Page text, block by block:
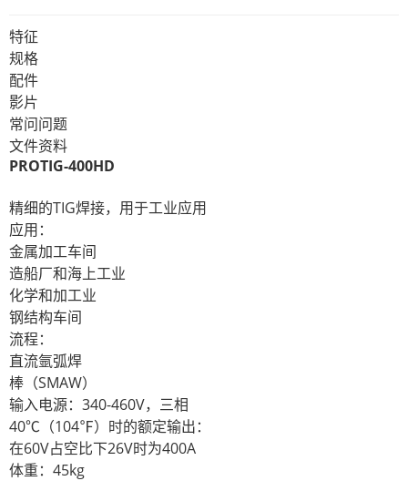
特征
规格
配件
影片
常问问题
文件资料
PROTIG-400HD
精细的TIG焊接，用于工业应用
应用：
金属加工车间
造船厂和海上工业
化学和加工业
钢结构车间
流程：
直流氩弧焊
棒（SMAW）
输入电源：340-460V，三相
40℃（104℉）时的额定输出：
在60V占空比下26V时为400A
体重：45kg